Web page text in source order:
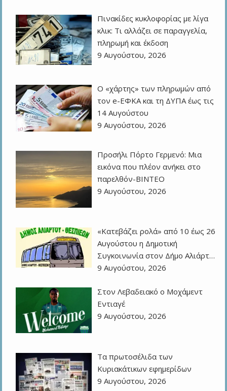
Πινακίδες κυκλοφορίας με λίγα
κλικ: Τι αλλάζει σε παραγγελία,
πληρωμή και έκδοση
9 Αυγούστου, 2026
Ο «χάρτης» των πληρωμών από
τον e-ΕΦΚΑ και τη ΔΥΠΑ έως τις
14 Αυγούστου
9 Αυγούστου, 2026
Προσήλι Πόρτο Γερμενό: Μια
εικόνα που πλέον ανήκει στο
παρελθόν-ΒΙΝΤΕΟ
9 Αυγούστου, 2026
«Κατεβάζει ρολά» από 10 έως 26
Αυγούστου η Δημοτική
Συγκοινωνία στον Δήμο Αλιάρτ…
9 Αυγούστου, 2026
Στον Λεβαδειακό ο Μοχάμεντ
Εντιαγέ
9 Αυγούστου, 2026
Τα πρωτοσέλιδα των
Kυριακάτικων εφημερίδων
9 Αυγούστου, 2026